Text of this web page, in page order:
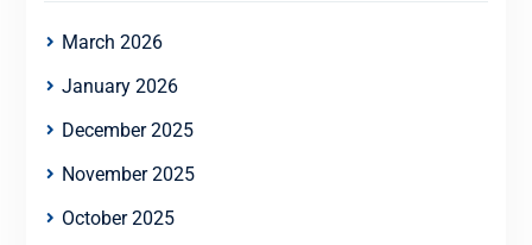
March 2026
January 2026
December 2025
November 2025
October 2025